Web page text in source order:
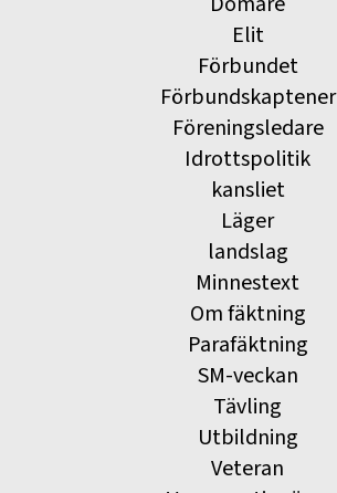
Elit
Förbundet
Förbundskaptener
Föreningsledare
Idrottspolitik
kansliet
Läger
landslag
Minnestext
Om fäktning
Parafäktning
SM-veckan
Tävling
Utbildning
Veteran